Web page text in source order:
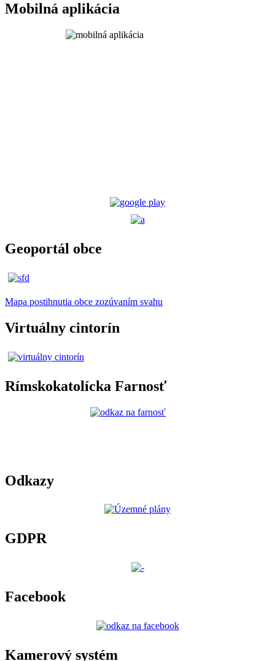
Mobilná aplikácia
Geoportál obce
Mapa postihnutia obce zozúvaním svahu
Virtuálny cintorín
Rímskokatolícka Farnosť
Odkazy
GDPR
Facebook
Kamerový systém